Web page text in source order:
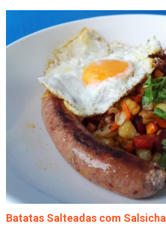
Batatas Salteadas com Salsicha